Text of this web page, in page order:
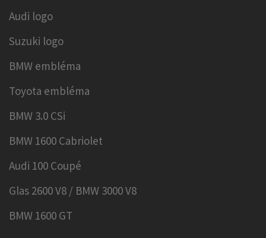
Audi logo
Suzuki logo
BMW embléma
Toyota embléma
BMW 3.0 CSi
BMW 1600 Cabriolet
Audi 100 Coupé
Glas 2600 V8 / BMW 3000 V8
BMW 1600 GT